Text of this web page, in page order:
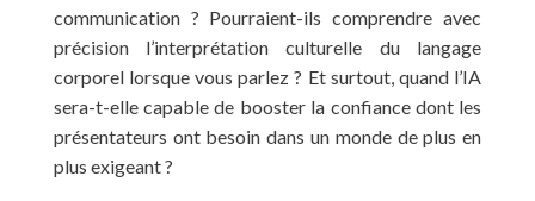
communication ? Pourraient-ils comprendre avec
précision l’interprétation culturelle du langage
corporel lorsque vous parlez ? Et surtout, quand l’IA
sera-t-elle capable de booster la confiance dont les
présentateurs ont besoin dans un monde de plus en
plus exigeant ?